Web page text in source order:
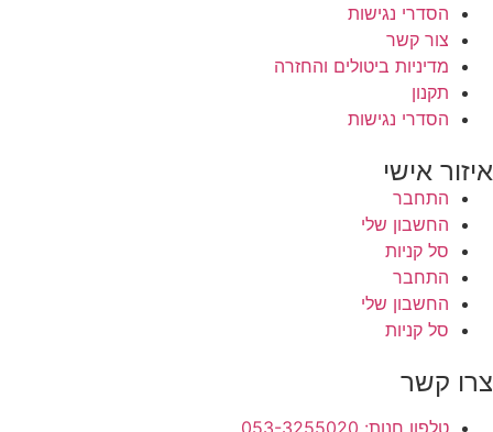
הסדרי נגישות
צור קשר
מדיניות ביטולים והחזרה
תקנון
הסדרי נגישות
איזור אישי
התחבר
החשבון שלי
סל קניות
התחבר
החשבון שלי
סל קניות
צרו קשר